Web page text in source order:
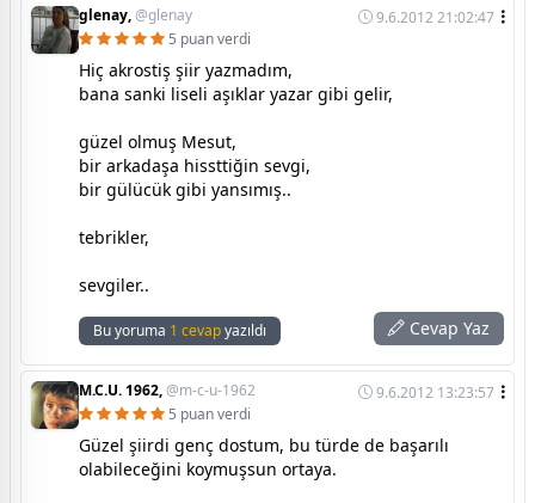
glenay,@glenay
9.6.2012 21:02:47
5 puan verdi
Hiç akrostiş şiir yazmadım,
bana sanki liseli aşıklar yazar gibi gelir,
güzel olmuş Mesut,
bir arkadaşa hissttiğin sevgi,
bir gülücük gibi yansımış..
tebrikler,
sevgiler..
Bu yoruma 1 cevapyazıldı Cevap Yaz
M.C.U. 1962,@m-c-u-1962
9.6.2012 13:23:57
5 puan verdi
Güzel şiirdi genç dostum, bu türde de başarılı
olabileceğini koymuşsun ortaya.